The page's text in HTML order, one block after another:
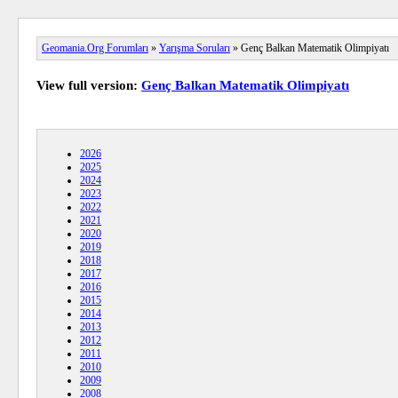
Geomania.Org Forumları » Yarışma Soruları » Genç Balkan Matematik Olimpiyatı
View full version: Genç Balkan Matematik Olimpiyatı
2026
2025
2024
2023
2022
2021
2020
2019
2018
2017
2016
2015
2014
2013
2012
2011
2010
2009
2008